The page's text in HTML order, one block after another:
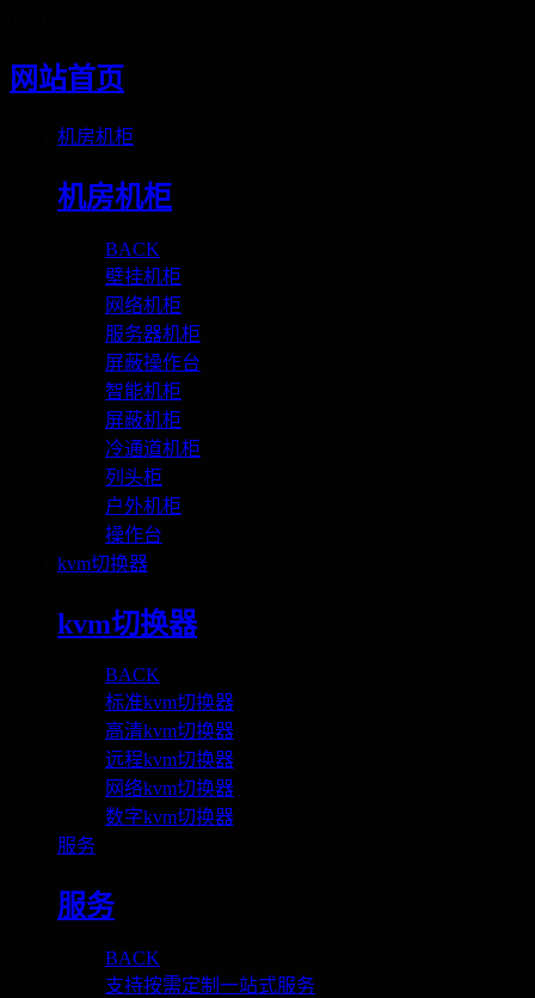
网站首页
机房机柜
机房机柜
BACK
壁挂机柜
网络机柜
服务器机柜
屏蔽操作台
智能机柜
屏蔽机柜
冷通道机柜
列头柜
户外机柜
操作台
kvm切换器
kvm切换器
BACK
标准kvm切换器
高清kvm切换器
远程kvm切换器
网络kvm切换器
数字kvm切换器
服务
服务
BACK
支持按需定制一站式服务